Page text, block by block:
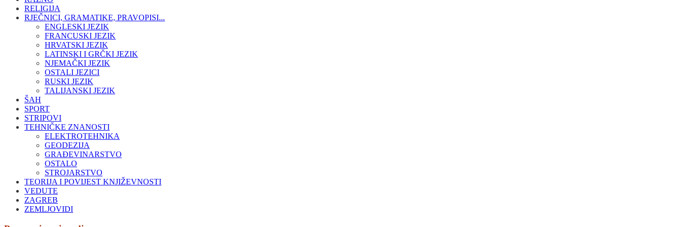
RELIGIJA
RJEČNICI, GRAMATIKE, PRAVOPISI...
ENGLESKI JEZIK
FRANCUSKI JEZIK
HRVATSKI JEZIK
LATINSKI I GRČKI JEZIK
NJEMAČKI JEZIK
OSTALI JEZICI
RUSKI JEZIK
TALIJANSKI JEZIK
ŠAH
SPORT
STRIPOVI
TEHNIČKE ZNANOSTI
ELEKTROTEHNIKA
GEODEZIJA
GRAĐEVINARSTVO
OSTALO
STROJARSTVO
TEORIJA I POVIJEST KNJIŽEVNOSTI
VEDUTE
ZAGREB
ZEMLJOVIDI